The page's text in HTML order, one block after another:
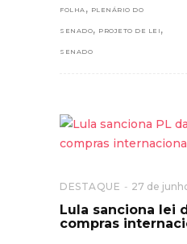
FOLHA , PLENÁRIO DO
SENADO, PROJETO DE LEI ,
SENADO
DESTAQUE 27 de
Lula sanciona lei
compras